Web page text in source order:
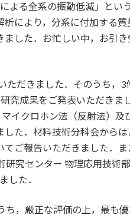
よる全系の振動低減」とい
により，分系に付加する質
した．お忙しい中，お引
ただきました．そのうち，3
究成果をご発表いただきま
イクロホン法（反射法）及
た．材料技術分科会から
ご報告いただきました．ま
究センター 物理応用技術
した．
，厳正な評価の上，最も